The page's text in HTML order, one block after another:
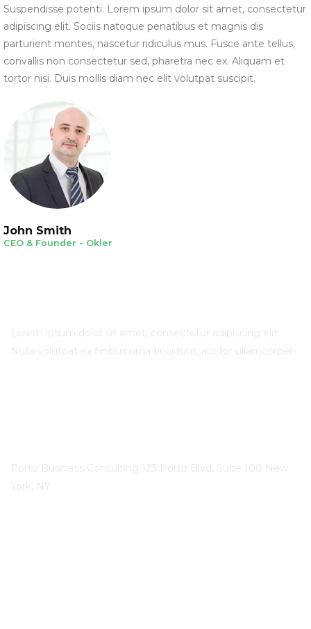
Suspendisse potenti. Lorem ipsum dolor sit amet, consectetur
adipiscing elit. Sociis natoque penatibus et magnis dis
parturient montes, nascetur ridiculus mus. Fusce ante tellus,
convallis non consectetur sed, pharetra nec ex. Aliquam et
tortor nisi. Duis mollis diam nec elit volutpat suscipit.
John Smith
CEO & Founder - Okler
Lorem ipsum dolor sit amet, consectetur adipiscing elit.
Nulla volutpat ex finibus urna tincidunt, auctor ullamcorper.
Porto Business Consulting 123 Porto Blvd, Suite 100 New
York, NY